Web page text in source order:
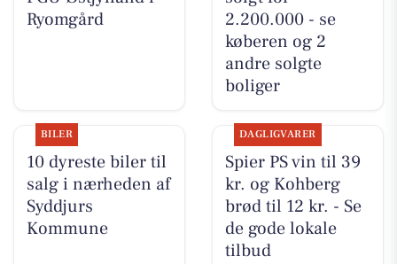
Ryomgård
2.200.000 - se
køberen og 2
andre solgte
boliger
BILER
10 dyreste biler til
salg i nærheden af
Syddjurs
Kommune
DAGLIGVARER
Spier PS vin til 39
kr. og Kohberg
brød til 12 kr. - Se
de gode lokale
tilbud